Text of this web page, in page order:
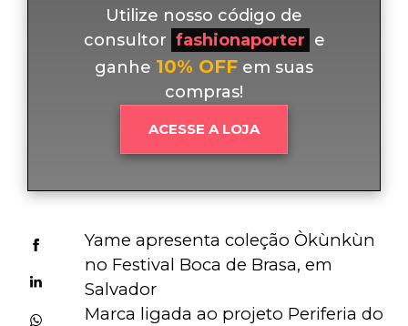
Utilize nosso código de
consultor fashionaporter e
ganhe 10% OFF em suas
compras!
ACESSE A LOJA
Yame apresenta coleção Òkùnkùn
no Festival Boca de Brasa, em
Salvador
Marca ligada ao projeto Periferia do